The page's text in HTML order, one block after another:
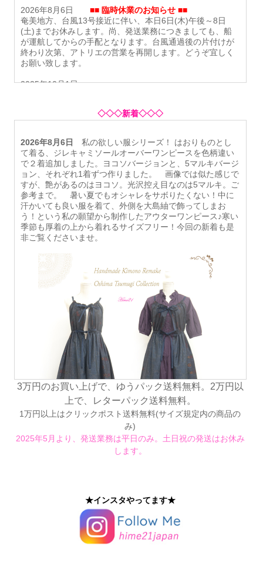
2026年8月6日■■ 臨時休業のお知らせ ■■
奄美地方、台風13号接近に伴い、本日6日(木)午後～8日
(土)までお休みします。尚、発送業務につきましても、船
が運航してからの手配となります。台風通過後の片付けが
終わり次第、アトリエの営業を再開します。どうぞ宜しく
お願い致します。
2025年10月1日
ールアドレスへメール送信すると、エラーでメールが戻っ
せんので、
「お問い合わせフォーム」
よりメールをくださ
いますよう、お願い致します。その後、直接メール致しま
す。お問い合わせには、必ず返信しています。
*価格改定のお知らせ*
価格高騰が続き、しばらくの間、値上げを見送っておりま
したが、材料費や仕入れ、送料等、諸経費の値上がりによ
り、商品の価格を改定させて頂きます。現在、一部の商品
で、生地を多く使うものや、制作に時間がかかる商品につ
きましては、1,000円～3,000円の値上げをさせて頂きまし
た。尚、着物という性質上、着物の状態やランクによって
の価格の前後もございます。今後、様子を見ながら、数％
程度の値上げを予定しております。 大変、心苦しく思いま
すが、ご理解を頂き、今後とも変わらぬご愛顧を賜ります
ようお願い申し上げます。
◇◇◇新着◇◇◇
2026年8月6日
私の欲しい服シリーズ！ はおりものとし
て着る、ジレキャミソールオーバーワンピースを色柄違い
で２着追加しました。ヨコソバージョンと、5マルキバージ
ョン、それぞれ1着ずつ作りました。 画像では似た感じで
すが、艶があるのはヨコソ。光沢控え目なのは5マルキ。ご
参考まで。 暑い夏でもオシャレをサボりたくない！中に
汗かいても良い服を着て、外側を大島紬で飾ってしまお
う！という私の願望から制作したアウターワンピース♪寒い
季節も厚着の上から着れるサイズフリー！今回の新着も是
非ご覧くださいませ。
3万円のお買い上げで、ゆうパック送料無料。2万円以
上で、レターパック送料無料。
1万円以上はクリックポスト送料無料(サイズ規定内の商品の
み)
2025年5月より、発送業務は平日のみ。土日祝の発送はお休み
します。
★インスタやってます★